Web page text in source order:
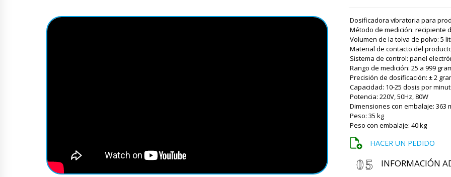
Dosificadora vibratoria para
Método de medición: recipiente
Volumen de la tolva de polvo: 5
Material de contacto del
Sistema de control: panel
Rango de medición: 25 a 999
Precisión de dosificación: ± 2
Capacidad: 10-25 dosis por
Potencia: 220V, 50Hz, 80W
Dimensiones con embalaje: 363
Peso: 35 kg
Peso con embalaje: 40 kg
HACER UN PEDIDO
INFORMACIÓN
Roman
Buenas tardes,
Natalia
semana.
Aubrey
Buenas tardes, le hemos
de polvo seco GK - 40 a
dirección real?
Roman Tsibulsky
precio en el